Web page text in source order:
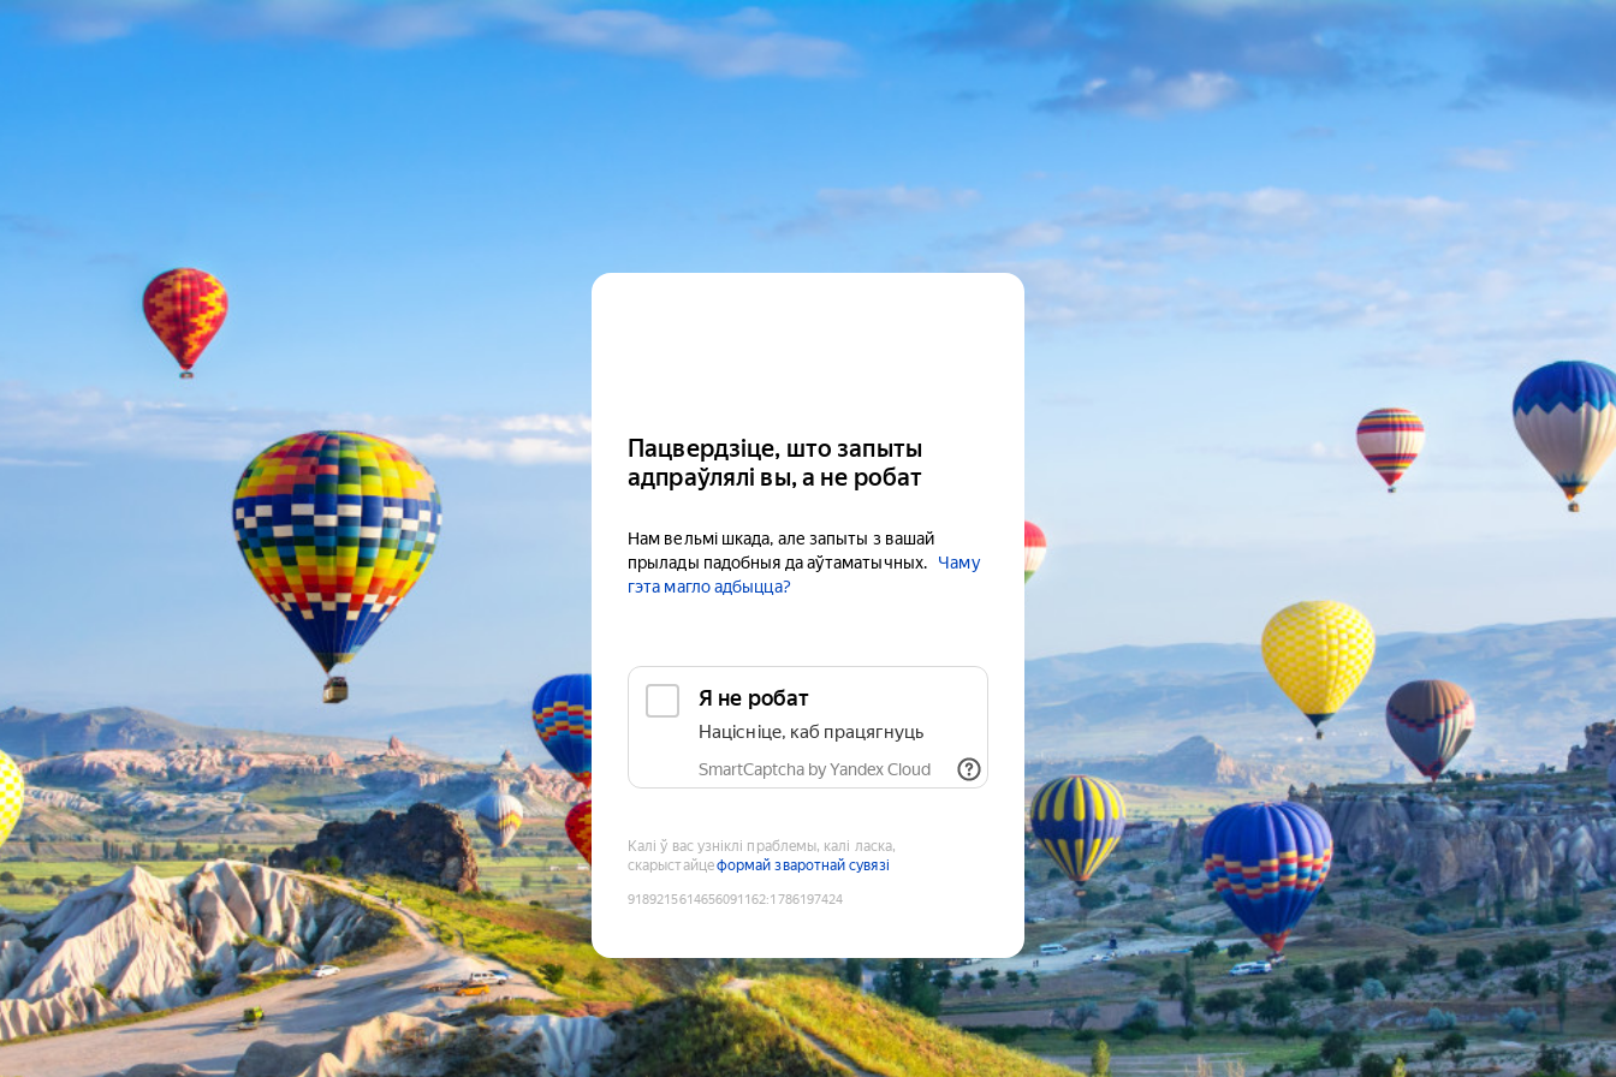
Пацвердзіце, што запыты
адпраўлялі вы, а не робат
Нам вельмі шкада, але запыты з вашай
прылады падобныя да аўтаматычных.
Чаму
гэта магло адбыцца?
Я не робат
Націсніце, каб працягнуць
SmartCaptcha by Yandex Cloud
Калі ў вас узніклі праблемы, калі ласка,
скарыстайцеформай зваротнай сувязі
9189215614656091162:1786197424